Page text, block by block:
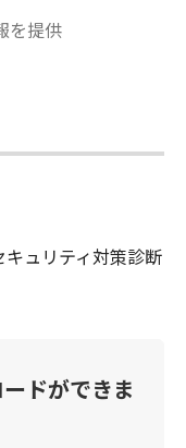
を提供
ュリティ対策診断
ドができま